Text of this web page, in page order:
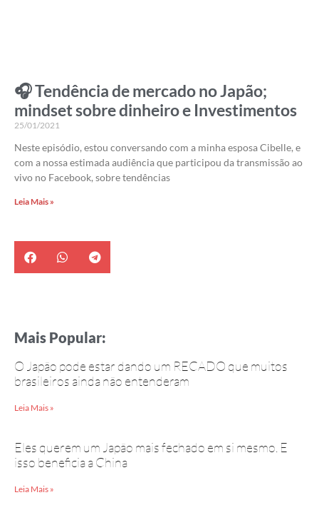
🎧 Tendência de mercado no Japão;
mindset sobre dinheiro e Investimentos
25/01/2021
Neste episódio, estou conversando com a minha esposa Cibelle, e
com a nossa estimada audiência que participou da transmissão ao
vivo no Facebook, sobre tendências
Leia Mais »
Mais Popular:
O Japão pode estar dando um RECADO que muitos
brasileiros ainda não entenderam
Leia Mais »
Eles querem um Japão mais fechado em si mesmo. E
isso beneficia a China
Leia Mais »